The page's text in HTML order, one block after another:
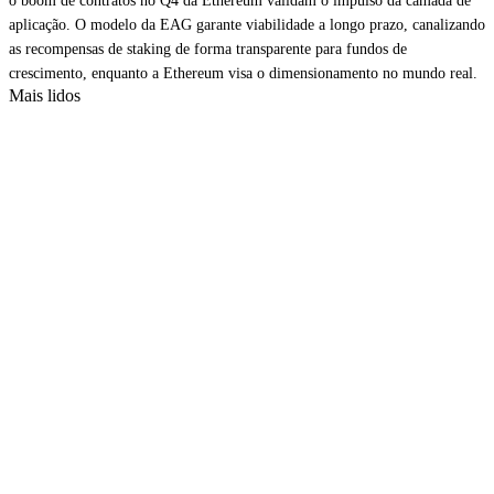
aplicação. O modelo da EAG garante viabilidade a longo prazo, canalizando
as recompensas de staking de forma transparente para fundos de
crescimento, enquanto a Ethereum visa o dimensionamento no mundo real.
Mais lidos